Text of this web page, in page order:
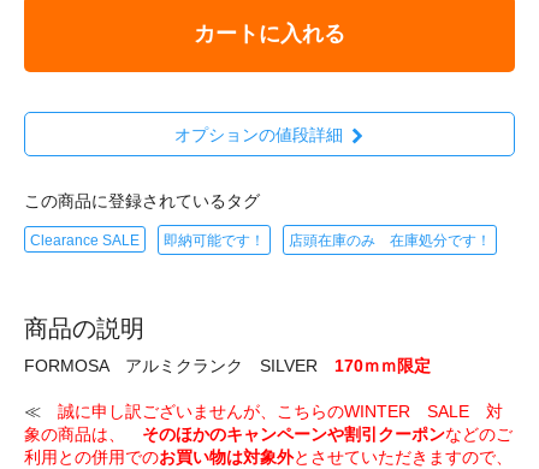
カートに入れる
オプションの値段詳細
この商品に登録されているタグ
Clearance SALE 即納可能です！ 店頭在庫のみ 在庫処分です！
商品の説明
FORMOSA アルミクランク SILVER 170ｍｍ限定
≪ 誠に申し訳ございませんが、こちらのWINTER SALE 対
象の商品は、 そのほかのキャンペーンや割引クーポンなどのご
利用との併用でのお買い物は対象外とさせていただきますので、